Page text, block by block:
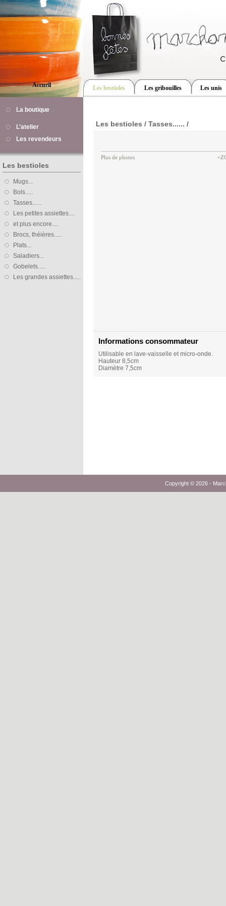
Accueil Les bestioles Les gribouilles Les unis
La boutique
L’atelier
Les revendeurs
Les bestioles
Mugs...
Bols.....
Tasses......
Les petites assiettes....
et plus encore....
Brocs, théières.....
Plats...
Saladiers...
Gobelets.....
Les grandes assiettes.....
Les bestioles / Tasses...... /
Plus de photos
Informations consommateur
Utilisable en lave-vaisselle et micro-onde.
Hauteur 8,5cm
Diamètre 7,5cm
Copyright © 2026 -